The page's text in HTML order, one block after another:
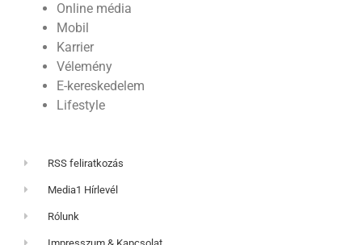
Online média
Mobil
Karrier
Vélemény
E-kereskedelem
Lifestyle
RSS feliratkozás
Media1 Hírlevél
Rólunk